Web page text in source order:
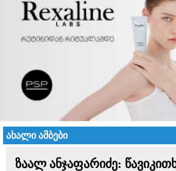
ახალი ამბები
ზაალ ანჯაფარიძე: